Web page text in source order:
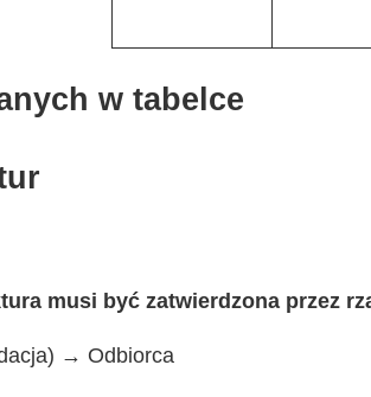
w tabelce
musi być zatwierdzona przez
→ Odbiorca